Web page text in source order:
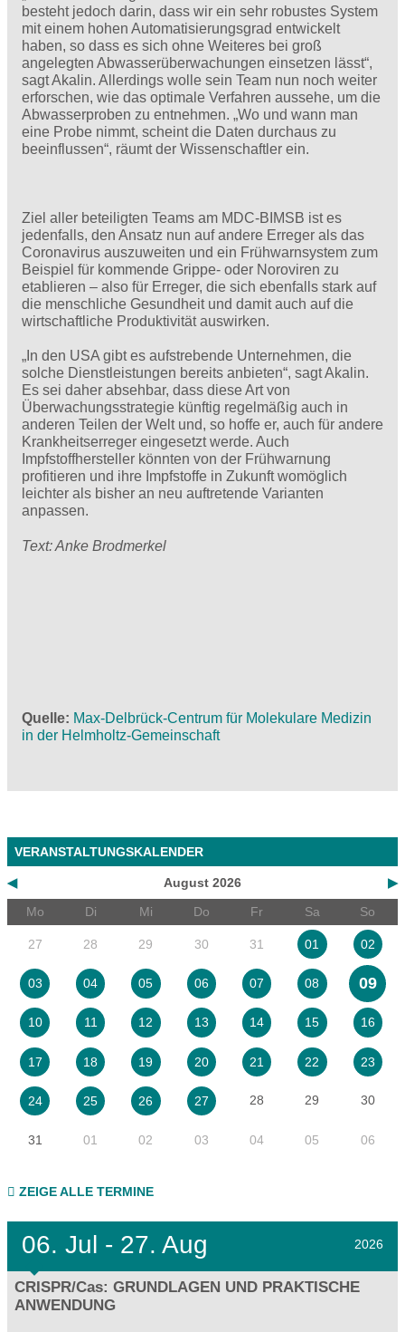
besteht jedoch darin, dass wir ein sehr robustes System
mit einem hohen Automatisierungsgrad entwickelt
haben, so dass es sich ohne Weiteres bei groß
angelegten Abwasserüberwachungen einsetzen lässt“,
sagt Akalin. Allerdings wolle sein Team nun noch weiter
erforschen, wie das optimale Verfahren aussehe, um die
Abwasserproben zu entnehmen. „Wo und wann man
eine Probe nimmt, scheint die Daten durchaus zu
beeinflussen“, räumt der Wissenschaftler ein.
Ziel aller beteiligten Teams am MDC-BIMSB ist es
jedenfalls, den Ansatz nun auf andere Erreger als das
Coronavirus auszuweiten und ein Frühwarnsystem zum
Beispiel für kommende Grippe- oder Noroviren zu
etablieren – also für Erreger, die sich ebenfalls stark auf
die menschliche Gesundheit und damit auch auf die
wirtschaftliche Produktivität auswirken.
„In den USA gibt es aufstrebende Unternehmen, die
solche Dienstleistungen bereits anbieten“, sagt Akalin.
Es sei daher absehbar, dass diese Art von
Überwachungsstrategie künftig regelmäßig auch in
anderen Teilen der Welt und, so hoffe er, auch für andere
Krankheitserreger eingesetzt werde. Auch
Impfstoffhersteller könnten von der Frühwarnung
profitieren und ihre Impfstoffe in Zukunft womöglich
leichter als bisher an neu auftretende Varianten
anpassen.
Text: Anke Brodmerkel
Quelle
Max-Delbrück-Centrum für Molekulare Medizin
in der Helmholtz-Gemeinschaft
VERANSTALTUNGSKALENDER
◀ ▶
August 2026
Mo
Di Mi Do Fr Sa So
27 28 29 30 31 01 02
03 04 05 06 07 08 09
10 11 12 13 14 15 16
17 18 19 20 21 22 23
24 25 26 27 28 29 30
31 01 02 03 04 05 06
ZEIGE ALLE TERMINE
06. Jul - 27. Aug 2026
CRISPR/Cas: GRUNDLAGEN UND PRAKTISCHE
ANWENDUNG